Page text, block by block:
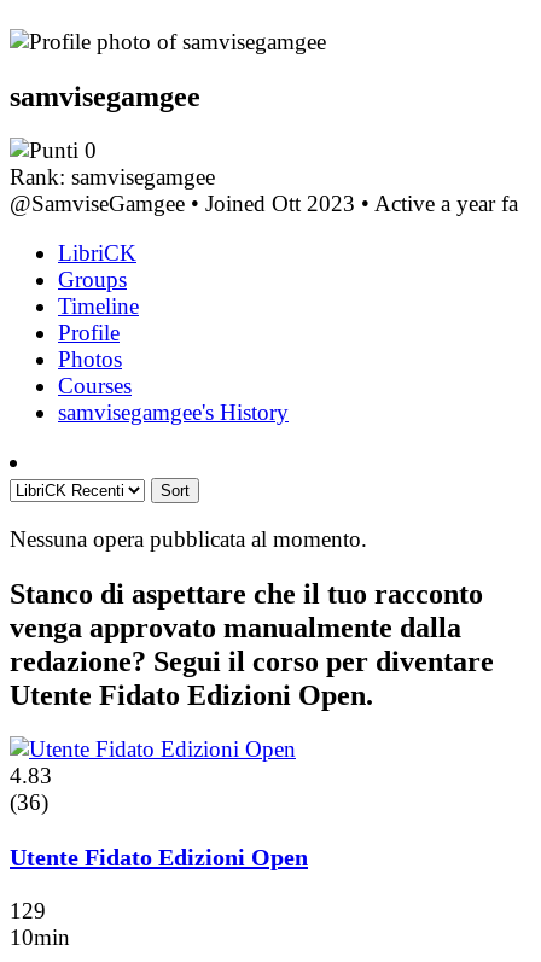
samvisegamgee
0
Rank: samvisegamgee
@SamviseGamgee • Joined Ott 2023 • Active a year fa
LibriCK
Groups
Timeline
Profile
Photos
Courses
samvisegamgee's History
Sort
Nessuna opera pubblicata al momento.
Stanco di aspettare che il tuo racconto
venga approvato manualmente dalla
redazione? Segui il corso per diventare
Utente Fidato Edizioni Open.
4.83
(36)
Utente Fidato Edizioni Open
129
10min